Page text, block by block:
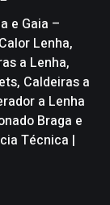
e Gaia –
Lenha,
a Lenha,
Caldeiras a
a Lenha
Braga e
Técnica |